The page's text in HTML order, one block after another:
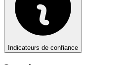
Indicateurs de confiance